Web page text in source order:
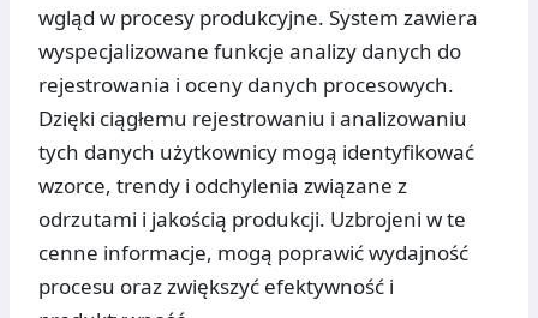
wgląd w procesy produkcyjne. System zawiera
wyspecjalizowane funkcje analizy danych do
rejestrowania i oceny danych procesowych.
Dzięki ciągłemu rejestrowaniu i analizowaniu
tych danych użytkownicy mogą identyfikować
wzorce, trendy i odchylenia związane z
odrzutami i jakością produkcji. Uzbrojeni w te
cenne informacje, mogą poprawić wydajność
procesu oraz zwiększyć efektywność i